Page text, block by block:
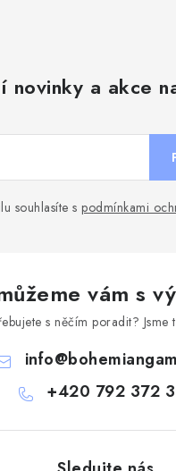
novinky a akce
souhlasíte s podmínkami
vám s
s něčím poradit? Jsme
info@
+420 792 372